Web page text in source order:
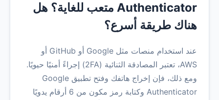
Authenticator متعب للغاية؟ هل
هناك طريقة أسرع؟
عند استخدام منصات مثل Google أو GitHub أو
AWS، تعتبر المصادقة الثنائية (2FA) إجراءً أمنيًا حيويًا.
ومع ذلك، فإن إخراج هاتفك وفتح تطبيق Google
Authenticator وكتابة رمز مكون من 6 أرقام يدويًا